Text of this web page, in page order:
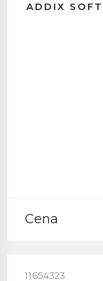
ADDIX
Cena
11654323